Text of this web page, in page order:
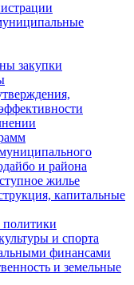
закупки
и района
жилье
капитальные
политики
и спорта
финансами
и земельные